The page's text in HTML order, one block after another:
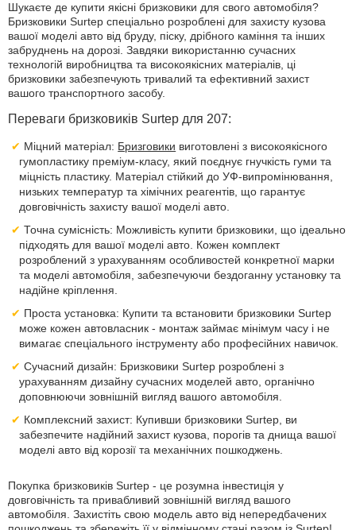
Шукаєте де купити якісні бризковики для свого автомобіля?
Бризковики Surtep спеціально розроблені для захисту кузова
вашої моделі авто від бруду, піску, дрібного каміння та інших
забруднень на дорозі. Завдяки використанню сучасних
технологій виробництва та високоякісних матеріалів, ці
бризковики забезпечують тривалий та ефективний захист
вашого транспортного засобу.
Переваги бризковиків Surtep для 207:
Міцний матеріал: Бризговики виготовлені з високоякісного
гумопластику преміум-класу, який поєднує гнучкість гуми та
міцність пластику. Матеріал стійкий до УФ-випромінювання,
низьких температур та хімічних реагентів, що гарантує
довговічність захисту вашої моделі авто.
Точна сумісність: Можливість купити бризковики, що ідеально
підходять для вашої моделі авто. Кожен комплект
розроблений з урахуванням особливостей конкретної марки
та моделі автомобіля, забезпечуючи бездоганну установку та
надійне кріплення.
Проста установка: Купити та встановити бризковики Surtep
може кожен автовласник - монтаж займає мінімум часу і не
вимагає спеціального інструменту або професійних навичок.
Сучасний дизайн: Бризковики Surtep розроблені з
урахуванням дизайну сучасних моделей авто, органічно
доповнюючи зовнішній вигляд вашого автомобіля.
Комплексний захист: Купивши бризковики Surtep, ви
забезпечите надійний захист кузова, порогів та днища вашої
моделі авто від корозії та механічних пошкоджень.
Покупка бризковиків Surtep - це розумна інвестиція у
довговічність та привабливий зовнішній вигляд вашого
автомобіля. Захистіть свою модель авто від непередбачених